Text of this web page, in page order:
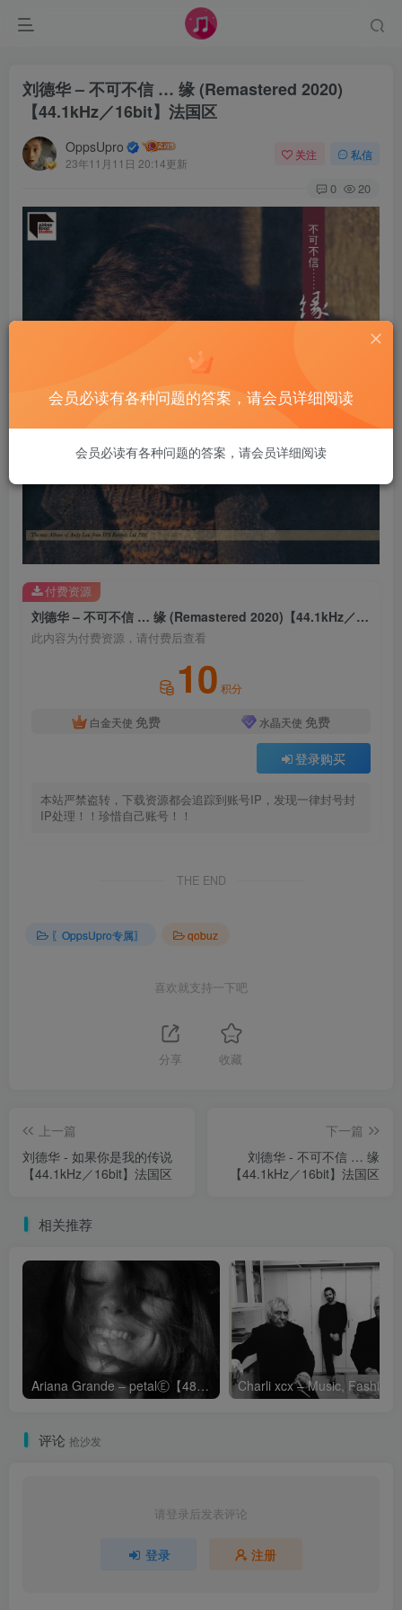
刘德华 – 不可不信 … 缘 (Remastered 2020)
【44.1kHz／16bit】法国区
OppsUpro
23年11月11日 20:14更新
关注 私信
0 20
刘德华 – 不可不信 … 缘 (Remastered 2020)【44.1kHz／16bit】法国区
此内容为付费资源，请付费后查看
10 积分
白金天使 免费 水晶天使 免费
登录购买
本站严禁盗转，下载资源都会追踪到账号IP，发现一律封号封
IP处理！！珍惜自己账号！！
付费资源
THE END
〖OppsUpro专属〗 qobuz
喜欢就支持一下吧
分享 收藏
上一篇
刘德华 - 如果你是我的传说
【44.1kHz／16bit】法国区
下一篇
刘德华 - 不可不信 … 缘
【44.1kHz／16bit】法国区
相关推荐
Ariana Grande – petalⒺ【48kHz／24bit】英国区
评论 抢沙发
请登录后发表评论
登录 注册
会员必读有各种问题的答案，请会员详细阅读
会员必读有各种问题的答案，请会员详细阅读